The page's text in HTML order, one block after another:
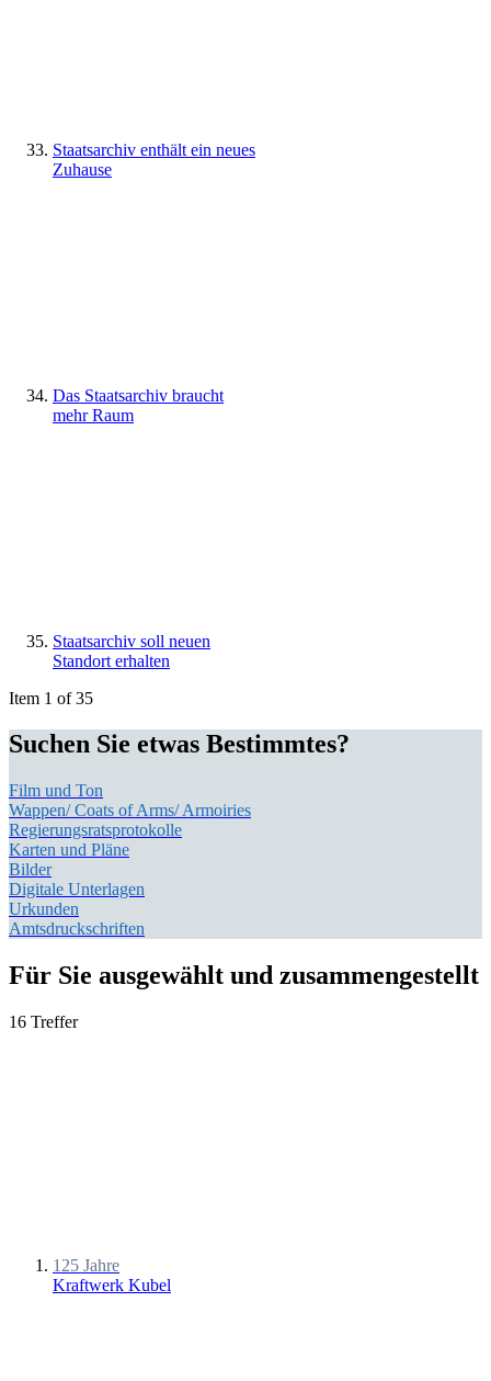
Staatsarchiv enthält ein neues
Zuhause
Das Staatsarchiv braucht
mehr Raum
Staatsarchiv soll neuen
Standort erhalten
Item 1 of 35
Suchen Sie etwas Bestimmtes?
Film und Ton
Wappen/ Coats of Arms/ Armoiries
Regierungsratsprotokolle
Karten und Pläne
Bilder
Digitale Unterlagen
Urkunden
Amtsdruckschriften
Für Sie ausgewählt und zusammengestellt
16 Treffer
125 Jahre
Kraftwerk Kubel